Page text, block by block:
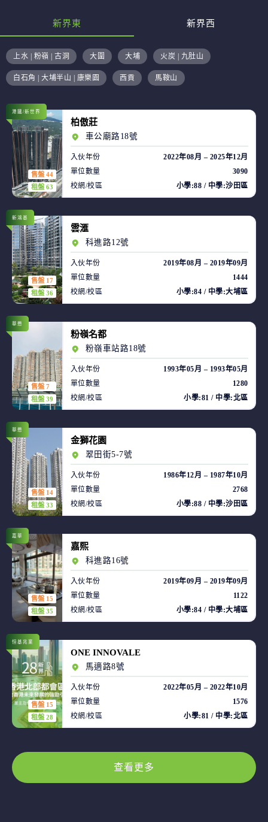
新界東 新界西
上水 | 粉嶺 | 古洞 大圍 大埔 火炭 | 九肚山
白石角 | 大埔半山 | 康樂園 西貢 馬鞍山
售盤 44
租盤 63
港鐵/新世界
柏傲莊
車公廟路18號
入伙年份
2022年08月 – 2025年12月
單位數量
3090
校網/校區
小學:88 / 中學:沙田區
售盤 17
租盤 36
新鴻基
雲滙
科進路12號
入伙年份
2019年08月 – 2019年09月
單位數量
1444
校網/校區
小學:84 / 中學:大埔區
售盤 7
租盤 39
華懋
粉嶺名都
粉嶺車站路18號
入伙年份
1993年05月 – 1993年05月
單位數量
1280
校網/校區
小學:81 / 中學:北區
售盤 14
租盤 33
華懋
金獅花園
翠田街5-7號
入伙年份
1986年12月 – 1987年10月
單位數量
2768
校網/校區
小學:88 / 中學:沙田區
售盤 15
租盤 35
嘉華
嘉熙
科進路16號
入伙年份
2019年09月 – 2019年09月
單位數量
1122
校網/校區
小學:84 / 中學:大埔區
售盤 15
租盤 28
恒基兆業
ONE INNOVALE
馬適路8號
入伙年份
2022年05月 – 2022年10月
單位數量
1576
校網/校區
小學:81 / 中學:北區
查看更多